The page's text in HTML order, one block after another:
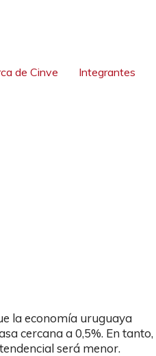
de Cinve Integrantes
la economía uruguaya
cercana a 0,5%. En tanto,
será menor.